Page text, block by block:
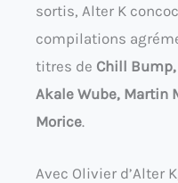
sortis, Alter K
compilations
titres de Chill Bump,
Akale Wube, Martin
Morice.
Avec Olivier d’Alter